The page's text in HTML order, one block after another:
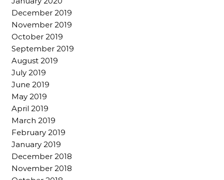
December 2019
November 2019
October 2019
September 2019
August 2019
July 2019
June 2019
May 2019
April 2019
March 2019
February 2019
January 2019
December 2018
November 2018